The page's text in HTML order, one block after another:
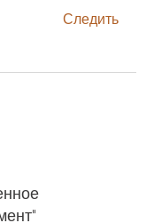
Следить